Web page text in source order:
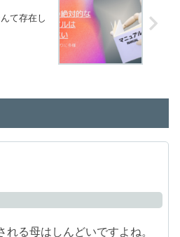
て存在し
る母はしんどいですよね。